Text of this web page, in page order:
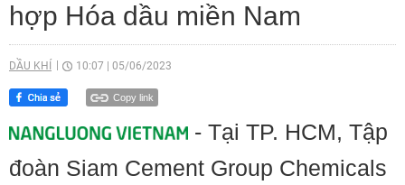
hợp Hóa dầu miền Nam
DẦU KHÍ 10:07 05/06/2023
Copy link
- Tại TP. HCM, Tập
đoàn Siam Cement Group Chemicals